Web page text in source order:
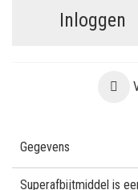
Inloggen
Gegevens
Superafbijtmiddel is